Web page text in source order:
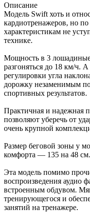
Описание
Модель Swift хоть и
кардиотренажеров, но
характеристикам не
технике.
Мощность в 3
разгоняться до 18 км/ч.
регулировки угла
дорожку незаменимым
спортивных результатов.
Практичная и надежная
позволяют уберечь от
очень крупной
Размер беговой зоны у
комфорта — 135 на 48 см.
Эта модель помимо
воспроизведения аудио
встроенным обдувом.
тренирующегося и
занятий на тренажере.